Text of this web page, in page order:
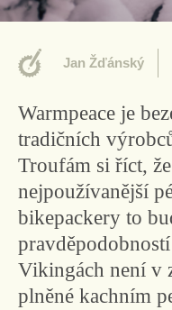
Jan Žďánský
Warmpeace je
tradičních
Troufám si říct,
nejpoužívanější
bikepackery to
Vikingách není v
plněné kachním